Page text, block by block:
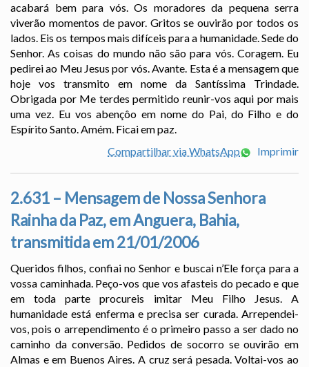
acabará bem para vós. Os moradores da pequena serra
viverão momentos de pavor. Gritos se ouvirão por todos os
lados. Eis os tempos mais difíceis para a humanidade. Sede do
Senhor. As coisas do mundo não são para vós. Coragem. Eu
pedirei ao Meu Jesus por vós. Avante. Esta é a mensagem que
hoje vos transmito em nome da Santíssima Trindade.
Obrigada por Me terdes permitido reunir-vos aqui por mais
uma vez. Eu vos abençôo em nome do Pai, do Filho e do
Espírito Santo. Amém. Ficai em paz.
Compartilhar via WhatsApp
Imprimir
2.631 – Mensagem de Nossa Senhora
Rainha da Paz, em Anguera, Bahia,
transmitida em 21/01/2006
Queridos filhos, confiai no Senhor e buscai n’Ele força para a
vossa caminhada. Peço-vos que vos afasteis do pecado e que
em toda parte procureis imitar Meu Filho Jesus. A
humanidade está enferma e precisa ser curada. Arrependei-
vos, pois o arrependimento é o primeiro passo a ser dado no
caminho da conversão. Pedidos de socorro se ouvirão em
Almas e em Buenos Aires. A cruz será pesada. Voltai-vos ao